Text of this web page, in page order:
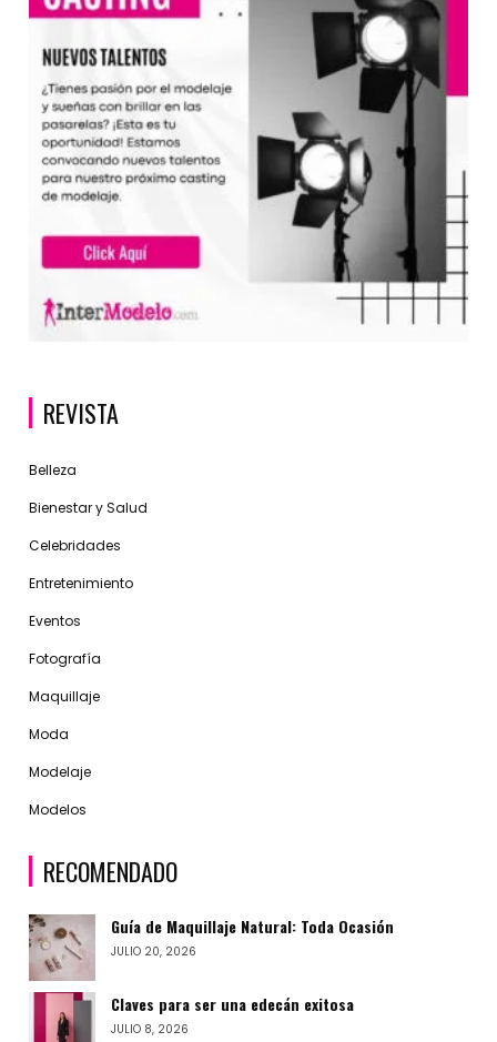
REVISTA
Belleza
Bienestar y Salud
Celebridades
Entretenimiento
Eventos
Fotografía
Maquillaje
Moda
Modelaje
Modelos
RECOMENDADO
Guía de Maquillaje Natural: Toda Ocasión
JULIO 20, 2026
Claves para ser una edecán exitosa
JULIO 8, 2026